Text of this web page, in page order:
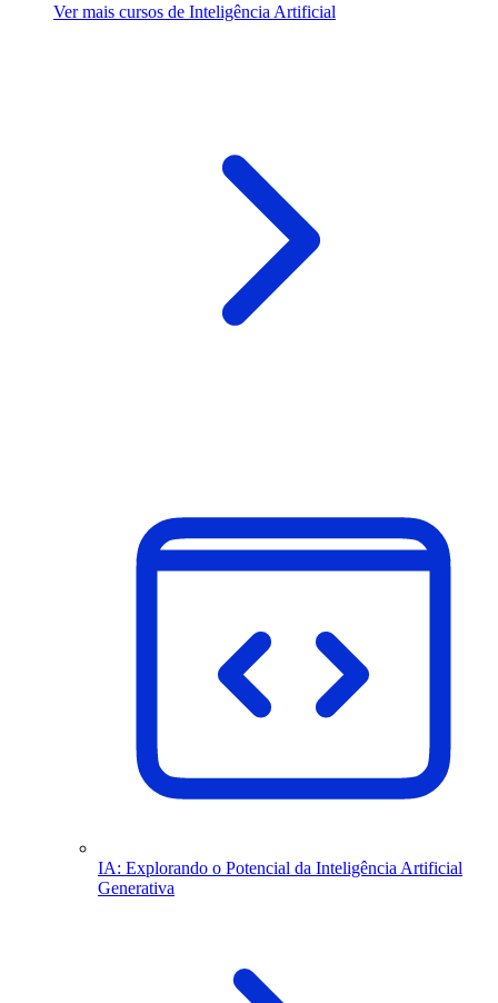
Ver mais cursos de Inteligência Artificial
IA: Explorando o Potencial da Inteligência Artificial
Generativa